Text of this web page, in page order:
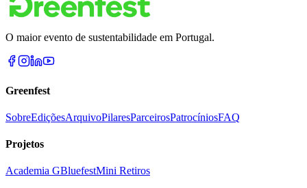
O maior evento de sustentabilidade em Portugal.
Greenfest
SobreEdiçõesArquivoPilaresParceirosPatrocíniosFAQ
Projetos
Academia GBluefestMini Retiros